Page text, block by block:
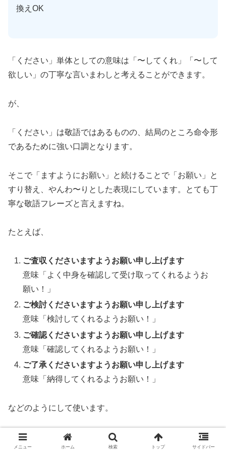
換えOK
「ください」単体としての意味は「〜してくれ」「〜して
欲しい」の丁寧な言いまわしと考えることができます。
が、
「ください」は敬語ではあるものの、結局のところ命令形
であるために強い口調となります。
そこで「ますようにお願い」と続けることで「お願い」と
すり替え、やんわ〜りとした表現にしています。とても丁
寧な敬語フレーズと言えますね。
たとえば、
ご査収くださいますようお願い申し上げます
意味「よく中身を確認して受け取ってくれるようお
願い！」
ご検討くださいますようお願い申し上げます
意味「検討してくれるようお願い！」
ご確認くださいますようお願い申し上げます
意味「確認してくれるようお願い！」
ご了承くださいますようお願い申し上げます
意味「納得してくれるようお願い！」
などのようにして使います。
これらはもともと「●●してください」という命令形なの
ですが、「●●くださいますようお願い〜」を使うことに
メニュー ホーム 検索 トップ サイドバー